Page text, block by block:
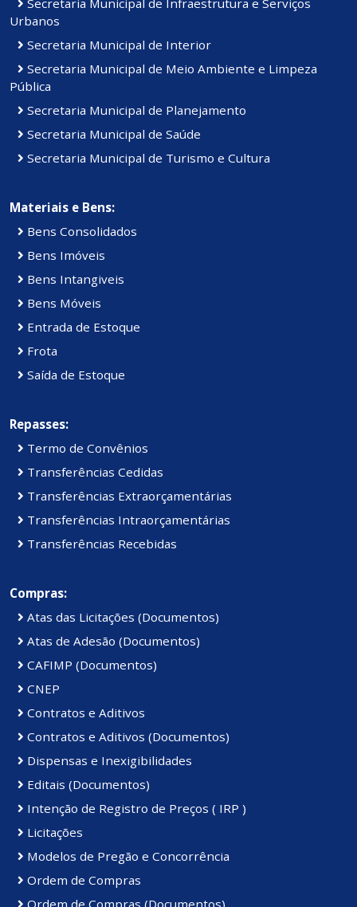
Secretaria Municipal de Infraestrutura e Serviços
Urbanos
Secretaria Municipal de Interior
Secretaria Municipal de Meio Ambiente e Limpeza
Pública
Secretaria Municipal de Planejamento
Secretaria Municipal de Saúde
Secretaria Municipal de Turismo e Cultura
Materiais e Bens:
Bens Consolidados
Bens Imóveis
Bens Intangiveis
Bens Móveis
Entrada de Estoque
Frota
Saída de Estoque
Repasses:
Termo de Convênios
Transferências Cedidas
Transferências Extraorçamentárias
Transferências Intraorçamentárias
Transferências Recebidas
Compras:
Atas das Licitações (Documentos)
Atas de Adesão (Documentos)
CAFIMP (Documentos)
CNEP
Contratos e Aditivos
Contratos e Aditivos (Documentos)
Dispensas e Inexigibilidades
Editais (Documentos)
Intenção de Registro de Preços ( IRP )
Licitações
Modelos de Pregão e Concorrência
Ordem de Compras